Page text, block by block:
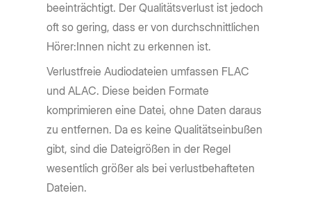
beeinträchtigt. Der Qualitätsverlust ist jedoch
oft so gering, dass er von durchschnittlichen
Hörer:Innen nicht zu erkennen ist.
Verlustfreie Audiodateien umfassen FLAC
und ALAC. Diese beiden Formate
komprimieren eine Datei, ohne Daten daraus
zu entfernen. Da es keine Qualitätseinbußen
gibt, sind die Dateigrößen in der Regel
wesentlich größer als bei verlustbehafteten
Dateien.